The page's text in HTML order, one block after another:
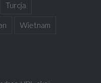
Turcja
Wietnam